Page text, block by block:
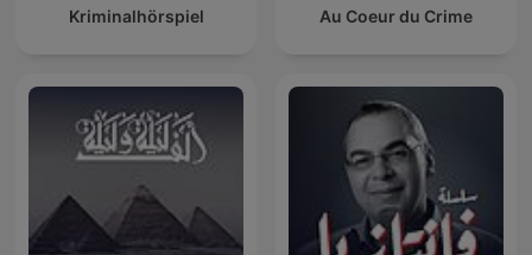
Kriminalhörspiel Au Coeur du Crime